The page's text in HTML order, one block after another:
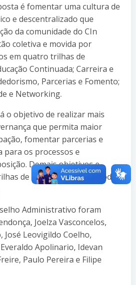
é fomentar uma cultura de
e descentralizado que
da comunidade do CIn
coletiva e movida por
em quatro trilhas de
Continuada; Carreira e
Parcerias e Fomento;
e Networking.
o objetivo de realizar mais
que permita maior
fomentar parcerias e
os processos e
Demais objetivos e
de desenvolvimento podem
Administrativo foram
Joelza Vasconcelos,
José Leovigildo Coelho,
Apolinario, ⁩Idevan
Paulo Pereira e Filipe